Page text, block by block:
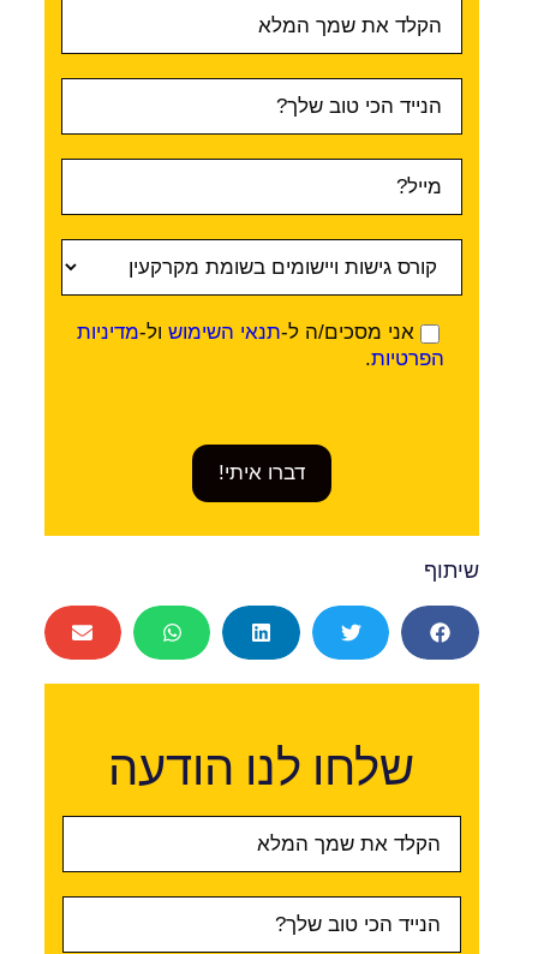
ראשי
אני מסכים/ה ל-תנאי השימוש ול-מדיניות
הפרטיות.
דברו איתי!
שיתוף
שלחו לנו הודעה
ראשי